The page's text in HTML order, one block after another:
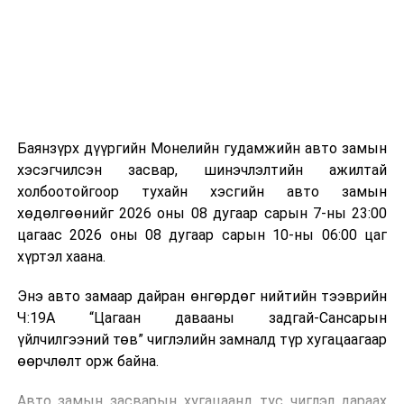
болон дулааны эрчим хүч үйлдвэрлэхэд ашиглаж
болдог. Зарим технологийн хувьд шаталтын дараа
үлдэх үнснээс фосфор зэрэг ашигт эрдсийг сэргээн
авах боломжтой аж.
Япон, Герман, Швейцар, Нидерланд, Өмнөд Солонгос
зэрэг улс лаг хатаах, шатаах технологийг ашиглаж
байна. Тухайлбал, Германд лаг шатаах үйлдвэрээс
гарсан үнснээс фосфор сэргээн авах технологи
ашигладаг бол Нидерландад төвлөрсөн лаг
боловсруулах үйлдвэрүүдээр дулаан, цахилгаан
Баянзүрх дүүргийн Монелийн гудамжийн авто замын
хэсэгчилсэн засвар, шинэчлэлтийн ажилтай
холбоотойгоор тухайн хэсгийн авто замын
хөдөлгөөнийг 2026 оны 08 дугаар сарын 7-ны 23:00
цагаас 2026 оны 08 дугаар сарын 10-ны 06:00 цаг
хүртэл хаана.
Энэ авто замаар дайран өнгөрдөг нийтийн тээврийн
Ч:19А “Цагаан давааны задгай-Сансарын
үйлчилгээний төв” чиглэлийн замналд түр хугацаагаар
өөрчлөлт орж байна.